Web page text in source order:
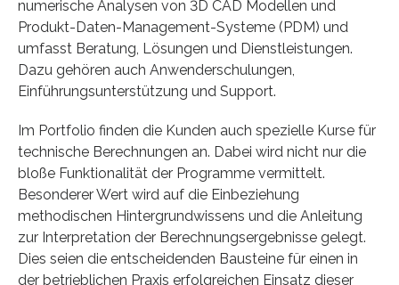
numerische Analysen von 3D CAD Modellen und
Produkt-Daten-Management-Systeme (PDM) und
umfasst Beratung, Lösungen und Dienstleistungen.
Dazu gehören auch Anwenderschulungen,
Einführungsunterstützung und Support.
Im Portfolio finden die Kunden auch spezielle Kurse für
technische Berechnungen an. Dabei wird nicht nur die
bloße Funktionalität der Programme vermittelt.
Besonderer Wert wird auf die Einbeziehung
methodischen Hintergrundwissens und die Anleitung
zur Interpretation der Berechnungsergebnisse gelegt.
Dies seien die entscheidenden Bausteine für einen in
der betrieblichen Praxis erfolgreichen Einsatz dieser